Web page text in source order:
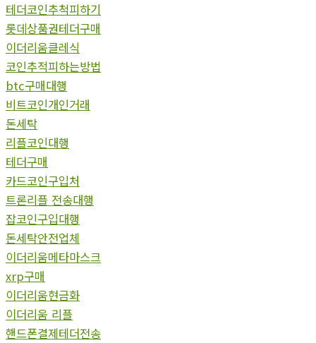
테더코인추척피하기
롯데상품권테더구매
이더리움클레식
코인추적피하는방법
btc구매대행
비트코인개인거래
돈세탁
리플코인대행
테더구매
카드코인구입처
트론리플 전송대행
잡코인구입대행
돈세탁안전업체
이더리움메타마스크
xrp구매
이더리움현금화
이더리움 리플
핸드폰결제테더전송